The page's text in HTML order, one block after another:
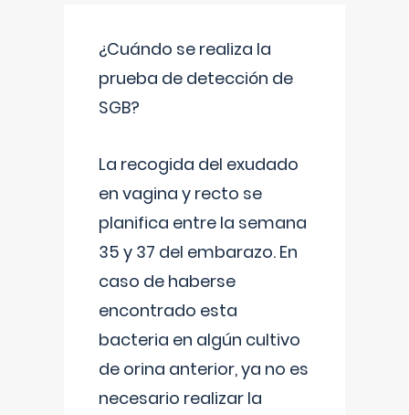
¿Cuándo se realiza la
prueba de detección de
SGB?
La recogida del exudado
en vagina y recto se
planifica entre la semana
35 y 37 del embarazo. En
caso de haberse
encontrado esta
bacteria en algún cultivo
de orina anterior, ya no es
necesario realizar la